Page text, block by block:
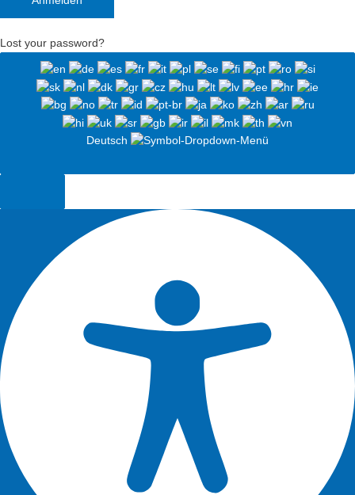
Lost your password?
Deutsch